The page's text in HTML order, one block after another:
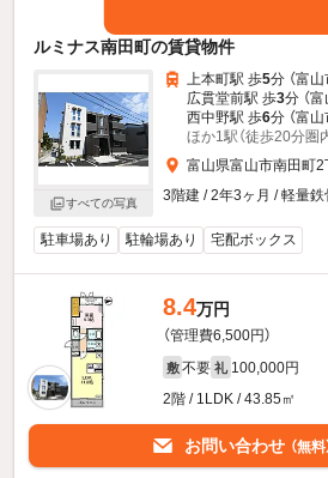
ルミナス南田町の賃貸物件
すべての写真
上本町駅 歩5分 （富山
広貫堂前駅 歩3分 （
西中野駅 歩6分 （富山
ほか1駅（徒歩20分圏
富山県富山市南田町2
3階建 / 2年3ヶ月 / 軽量鉄
駐車場あり 駐輪場あり 宅配ボックス
8.4万円
（管理費6,500円）
敷 不要 礼 100,000円
2階 / 1LDK / 43.85㎡
お問い合わせ （無料